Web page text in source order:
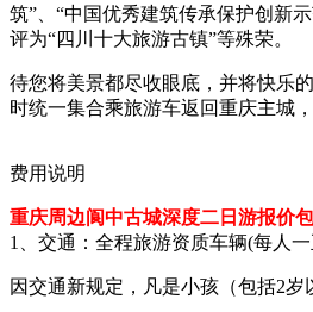
筑”、“中国优秀建筑传承保护创新
评为“四川十大旅游古镇”等殊荣。
待您将美景都尽收眼底，并将快乐
时统一集合乘旅游车返回重庆主城
费用说明
重庆周边阆中古城深度二日游报价包
1、交通：全程旅游资质车辆(每人
因交通新规定，凡是小孩（包括2岁